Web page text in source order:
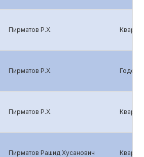
Пирматов Р.Х.
Пирматов Р.Х.
Пирматов Р.Х.
Пирматов Рашид Хусанович